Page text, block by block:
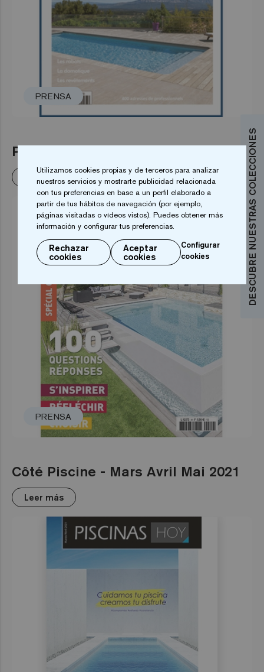
DESCUBRE NUESTRAS COLECCIONES
PRENSA
PISCINES & SPAS N° 253
Leer más
PRENSA
Côté Piscine - Mars Avril Mai 2021
Leer más
Utilizamos cookies propias y de terceros para analizar
nuestros servicios y mostrarte publicidad relacionada
con tus preferencias en base a un perfil elaborado a
partir de tus hábitos de navegación (por ejemplo,
páginas visitadas o vídeos vistos). Puedes obtener más
información y configurar tus preferencias.
Rechazar
cookies
Aceptar
cookies
Configurar
cookies